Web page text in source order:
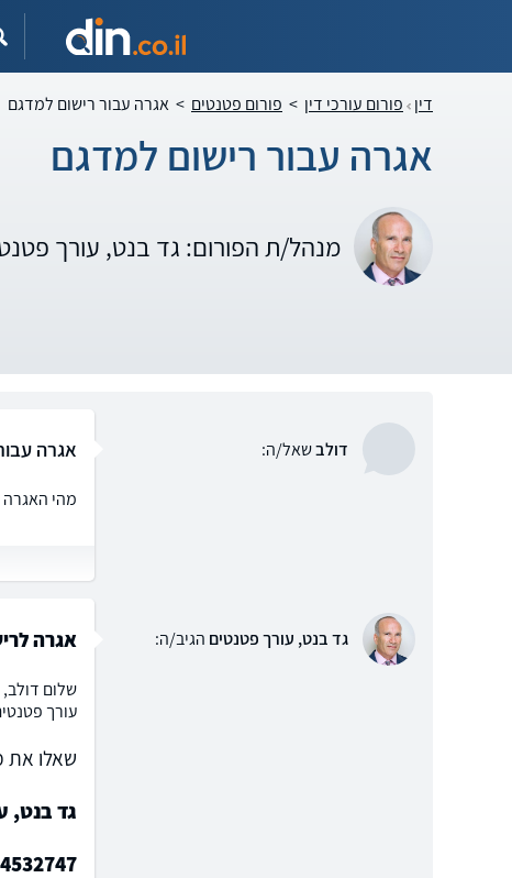
דין פורום עורכי דין > פורום פטנטים > אגרה עבור רישום למדגם
אגרה עבור רישום למדגם
מנהל/ת הפורום: גד בנט, עורך
דולבשאל/ה: אגרה
מהי
גד בנט, עורך פטנטים הגיב/ה: אגרה
עורך
שאלו את
גד בנט,